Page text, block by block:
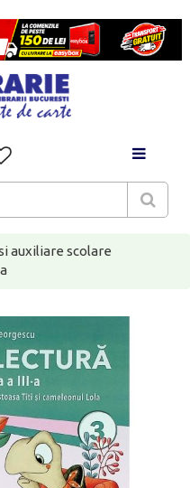
auxiliare scolare